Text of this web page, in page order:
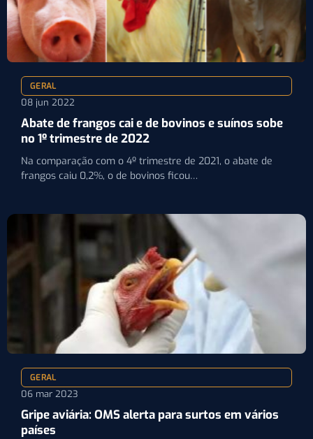
GERAL
08 jun 2022
Abate de frangos cai e de bovinos e suínos sobe
no 1º trimestre de 2022
Na comparação com o 4º trimestre de 2021, o abate de
frangos caiu 0,2%, o de bovinos ficou…
GERAL
06 mar 2023
Gripe aviária: OMS alerta para surtos em vários
países